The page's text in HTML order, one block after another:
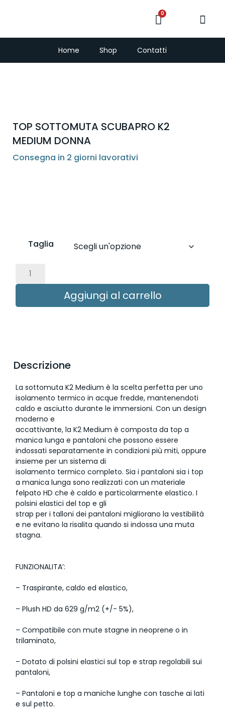
0
Home Shop Contatti
TOP SOTTOMUTA SCUBAPRO K2
MEDIUM DONNA
Consegna in 2 giorni lavorativi
Taglia
Aggiungi al carrello
Descrizione
La sottomuta K2 Medium è la scelta perfetta per uno
isolamento termico in acque fredde, mantenendoti
caldo e asciutto durante le immersioni. Con un design
moderno e
accattivante, la K2 Medium è composta da top a
manica lunga e pantaloni che possono essere
indossati separatamente in condizioni più miti, oppure
insieme per un sistema di
isolamento termico completo. Sia i pantaloni sia i top
a manica lunga sono realizzati con un materiale
felpato HD che è caldo e particolarmente elastico. I
polsini elastici del top e gli
strap per i talloni dei pantaloni migliorano la vestibilità
e ne evitano la risalita quando si indossa una muta
stagna.
FUNZIONALITA’:
– Traspirante, caldo ed elastico,
– Plush HD da 629 g/m2 (+/- 5%),
– Compatibile con mute stagne in neoprene o in
trilaminato,
– Dotato di polsini elastici sul top e strap regolabili sui
pantaloni,
– Pantaloni e top a maniche lunghe con tasche ai lati
e sul petto.